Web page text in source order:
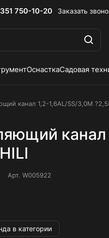
750-10-20 Заказать
ОснасткаСадовая
канал 1,2-1,6AL/SS/3,0M
канал
Арт. W005922
в категории